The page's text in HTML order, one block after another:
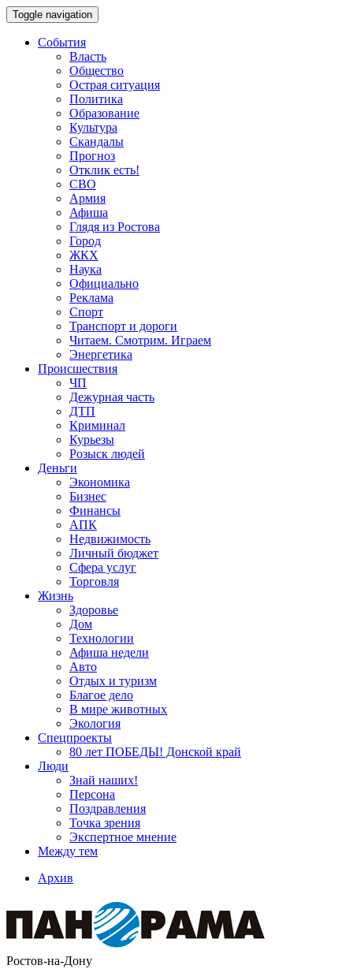
Toggle navigation
События
Власть
Общество
Острая ситуация
Политика
Образование
Культура
Скандалы
Прогноз
Отклик есть!
СВО
Армия
Афиша
Глядя из Ростова
Город
ЖКХ
Наука
Официально
Реклама
Спорт
Транспорт и дороги
Читаем. Смотрим. Играем
Энергетика
Происшествия
ЧП
Дежурная часть
ДТП
Криминал
Курьезы
Розыск людей
Деньги
Экономика
Бизнес
Финансы
АПК
Недвижимость
Личный бюджет
Сфера услуг
Торговля
Жизнь
Здоровье
Дом
Технологии
Афиша недели
Авто
Отдых и туризм
Благое дело
В мире животных
Экология
Спецпроекты
80 лет ПОБЕДЫ! Донской край
Люди
Знай наших!
Персона
Поздравления
Точка зрения
Экспертное мнение
Между тем
Архив
Ростов-на-Дону